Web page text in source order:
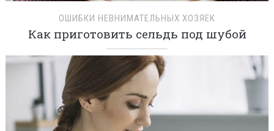
ОШИБКИ НЕВНИМАТЕЛЬНЫХ ХОЗЯЕК
Как приготовить сельдь под шубой